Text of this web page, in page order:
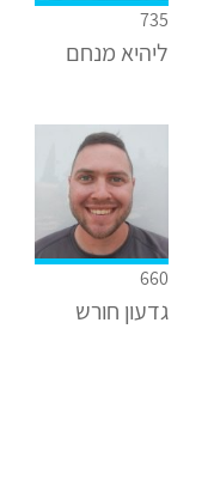
735
ליהיא מנחם
660
גדעון חורש